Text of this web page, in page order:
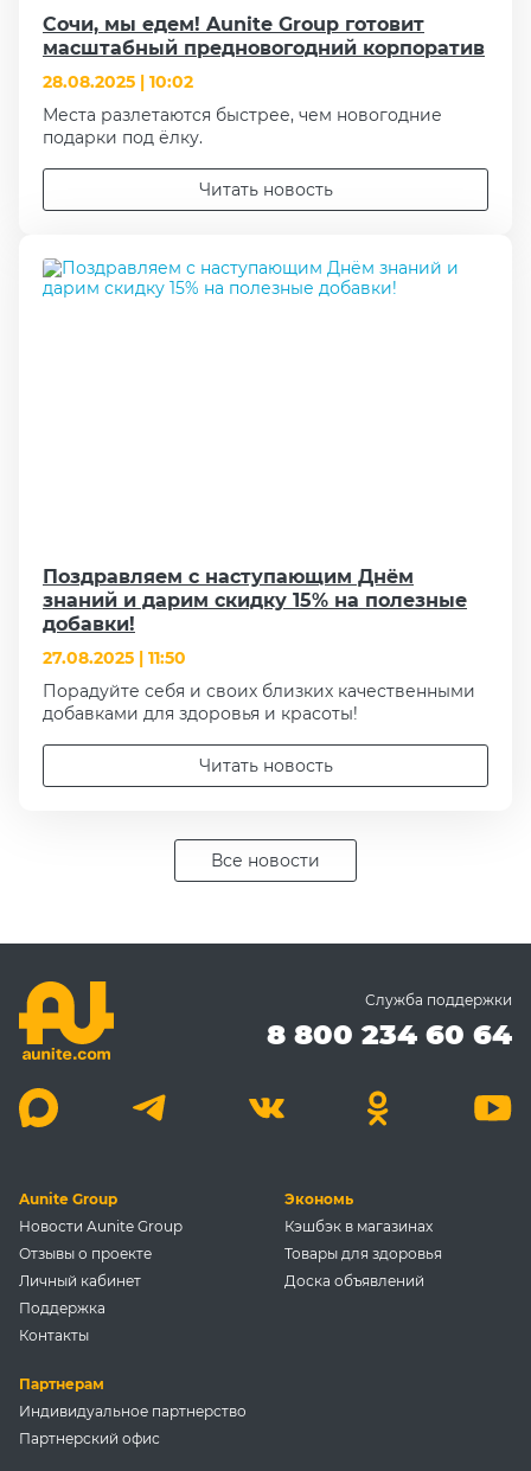
Сочи, мы едем! Aunite Group готовит
масштабный предновогодний корпоратив
28.08.2025 | 10:02
Места разлетаются быстрее, чем новогодние
подарки под ёлку.
Читать новость
Поздравляем с наступающим Днём
знаний и дарим скидку 15% на полезные
добавки!
27.08.2025 | 11:50
Порадуйте себя и своих близких качественными
добавками для здоровья и красоты!
Читать новость
Все новости
Служба поддержки
8 800 234 60 64
Aunite Group
Новости Aunite Group
Отзывы о проекте
Личный кабинет
Поддержка
Контакты
Экономь
Кэшбэк в магазинах
Товары для здоровья
Доска объявлений
Партнерам
Индивидуальное партнерство
Партнерский офис